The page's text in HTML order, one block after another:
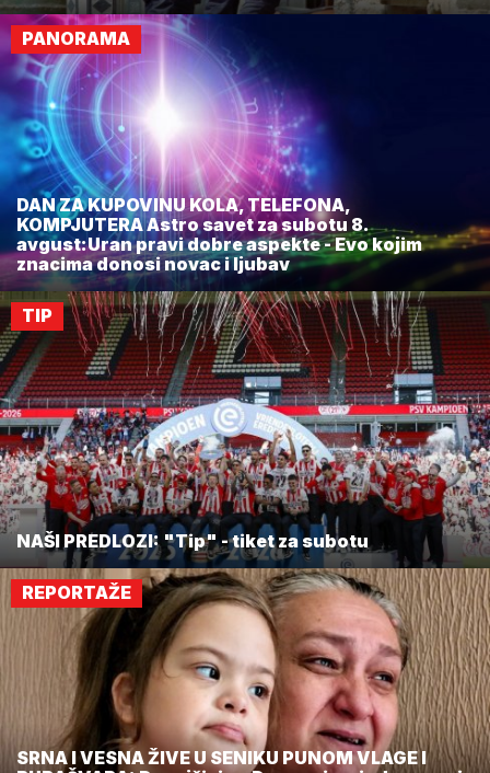
PANORAMA
DAN ZA KUPOVINU KOLA, TELEFONA,
KOMPJUTERA Astro savet za subotu 8.
avgust:Uran pravi dobre aspekte - Evo kojim
znacima donosi novac i ljubav
TIP
NAŠI PREDLOZI: "Tip" - tiket za subotu
REPORTAŽE
SRNA I VESNA ŽIVE U SENIKU PUNOM VLAGE I